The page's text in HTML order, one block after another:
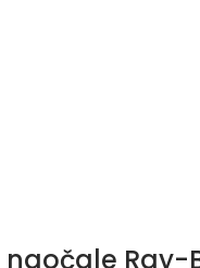
naočale Ray-